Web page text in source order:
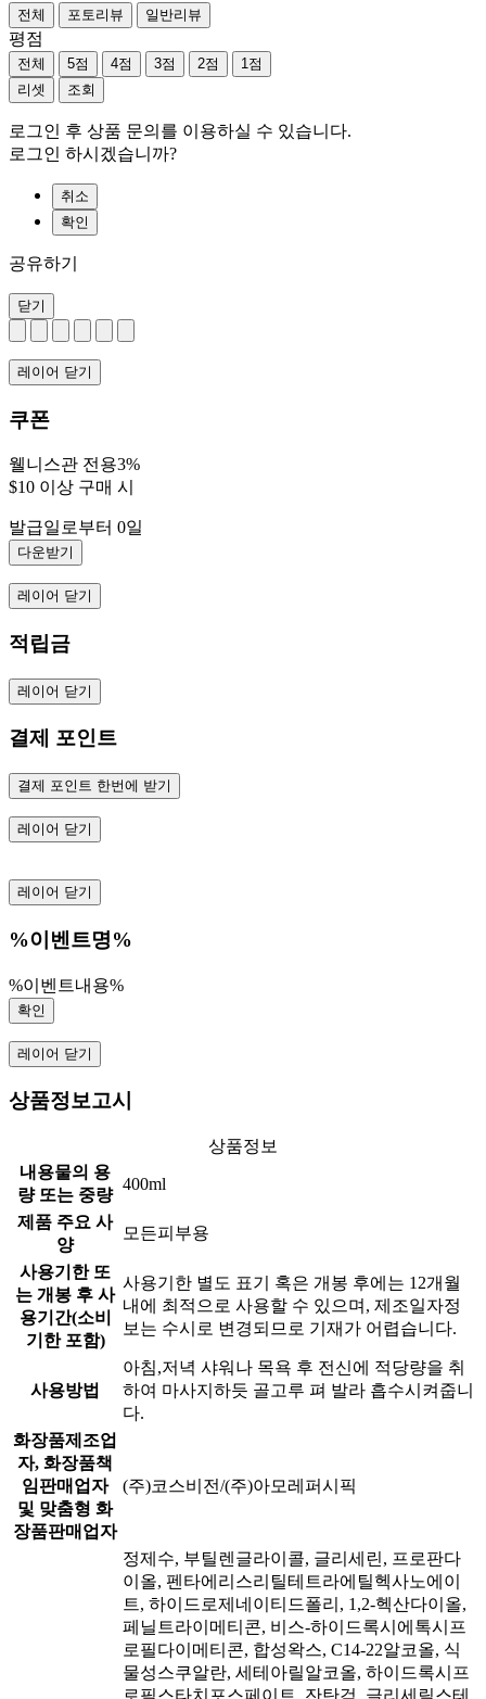
전체 포토리뷰 일반리뷰
평점
전체 5점 4점 3점 2점
1점
리셋
조회
로그인 후 상품 문의를 이용하실 수 있습니다.
로그인 하시겠습니까?
취소
확인
공유하기
닫기
레이어 닫기
쿠폰
웰니스관 전용3%
$10 이상 구매 시
발급일로부터 0일
다운받기
레이어 닫기
적립금
레이어 닫기
결제 포인트
결제 포인트 한번에 받기
레이어 닫기
레이어 닫기
%이벤트명%
%이벤트내용%
확인
레이어 닫기
상품정보고시
상품정보
내용물의 용
량 또는 중량
400ml
제품 주요 사
양
모든피부용
사용기한 또
는 개봉 후 사
용기간(소비
기한 포함)
사용기한 별도 표기 혹은 개봉 후에는 12개월
내에 최적으로 사용할 수 있으며, 제조일자정
보는 수시로 변경되므로 기재가 어렵습니다.
사용방법
아침,저녁 샤워나 목욕 후 전신에 적당량을 취
하여 마사지하듯 골고루 펴 발라 흡수시켜줍니
다.
화장품제조업
자, 화장품책
임판매업자
및 맞춤형 화
장품판매업자
(주)코스비전/(주)아모레퍼시픽
정제수, 부틸렌글라이콜, 글리세린, 프로판다
이올, 펜타에리스리틸테트라에틸헥사노에이
트, 하이드로제네이티드폴리, 1,2-헥산다이올,
페닐트라이메티콘, 비스-하이드록시에톡시프
로필다이메티콘, 합성왁스, C14-22알코올, 식
물성스쿠알란, 세테아릴알코올, 하이드록시프
로필스타치포스페이트, 잔탄검, 글리세릴스테